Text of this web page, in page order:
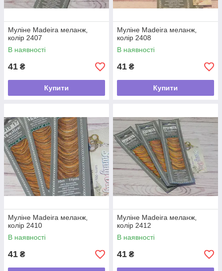
Муліне Madeira меланж,
колір 2407
В наявності
41 ₴
Купити
Муліне Madeira меланж,
колір 2408
В наявності
41 ₴
Купити
Муліне Madeira меланж,
колір 2410
В наявності
41 ₴
Муліне Madeira меланж,
колір 2412
В наявності
41 ₴